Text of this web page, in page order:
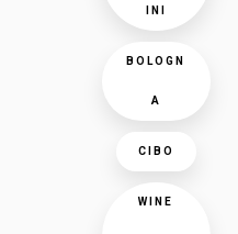
INI
BOLOGN
A
CIBO
WINE